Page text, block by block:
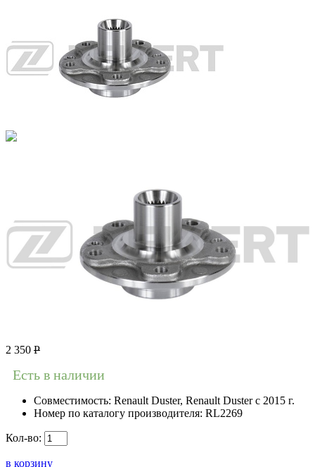
2 350 Р
Есть в наличии
Совместимость: Renault Duster, Renault Duster с 2015 г.
Номер по каталогу производителя: RL2269
Кол-во:
в корзину